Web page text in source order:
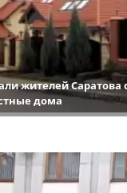
жителей
дома